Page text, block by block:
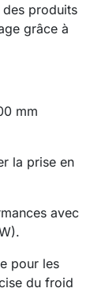
produits
grâce à
mm
la prise en
avec
pour les
du froid